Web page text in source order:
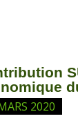
2020